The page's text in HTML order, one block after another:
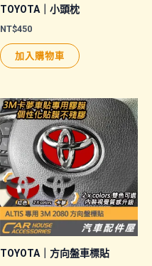
TOYOTA｜小頭枕
NT$450
加入購物車
TOYOTA｜方向盤車標貼